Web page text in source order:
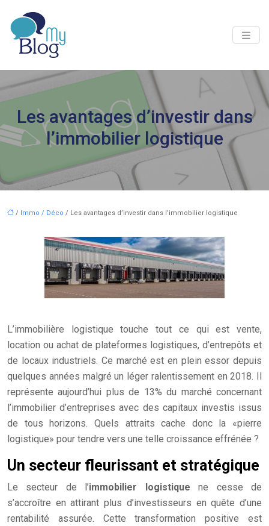
Les avantages d’investir dans
l’immobilier logistique
/ Immo / Déco / Les avantages d’investir dans l’immobilier logistique
L’immobilière logistique touche tout ce qui est vente,
location ou achat de plateformes logistiques, d’entrepôts et
de locaux industriels. Ce marché est en plein essor depuis
quelques années malgré un léger ralentissement en 2018. Il
représente aujourd’hui plus de 13% du marché concernant
l’immobilier d’entreprises avec des capitaux investis issus
de tous horizons. Quels attraits cache donc la «pierre
logistique» pour tendre vers une telle croissance effrénée ?
Un secteur fleurissant et stratégique
Le secteur de l’immobilier logistiquene cesse de
s’accroître en attirant plus d’investisseurs en quête d’une
rentabilité assurée. Cette transformation positive est